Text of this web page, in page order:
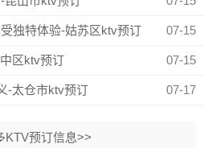
独特体验-姑苏区ktv预订 07-15
区ktv预订 07-15
-太仓市ktv预订 07-17
KTV预订信息>>